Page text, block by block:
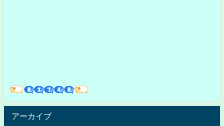
アーカイブ